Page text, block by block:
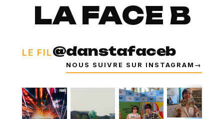
LA FACE B
LE FIL@danstafaceb
NOUS SUIVRE SUR INSTAGRAM →